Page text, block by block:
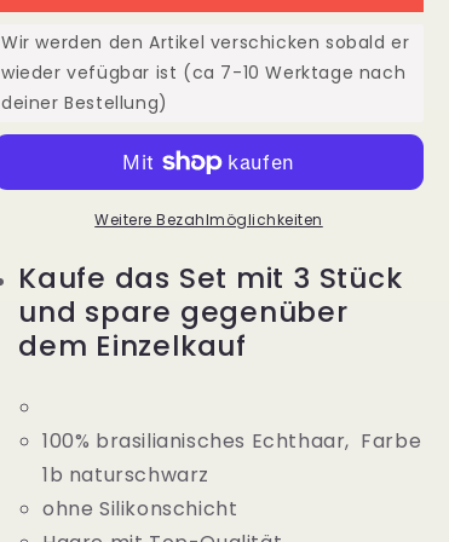
Natural
Wave
(Water
Wave)
Natural
Wave
(Water
Wave)
Wir werden den Artikel verschicken sobald er
wieder vefügbar ist (ca 7-10 Werktage nach
deiner Bestellung)
Weitere Bezahlmöglichkeiten
Kaufe das Set mit 3 Stück
und spare gegenüber
dem Einzelkauf
100% brasilianisches Echthaar, Farbe
1b naturschwarz
ohne Silikonschicht